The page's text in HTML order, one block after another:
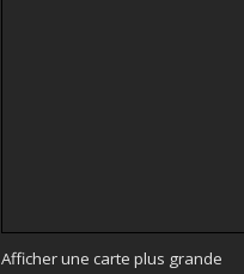
Afficher une carte plus grande